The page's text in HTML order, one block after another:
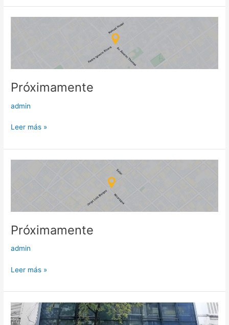
Próximamente
admin
Leer más »
Próximamente
admin
Leer más »
Edificio,
FEHGRA